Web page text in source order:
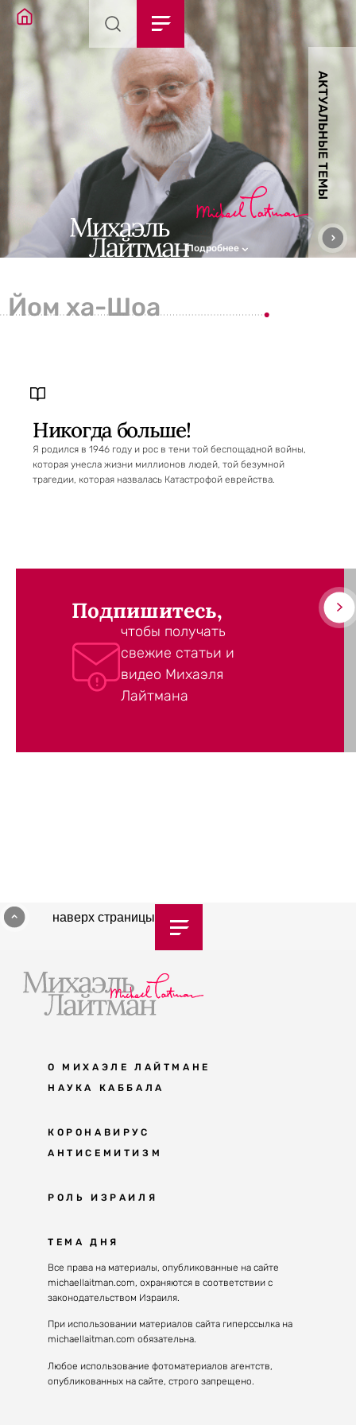
АКТУАЛЬНЫЕ ТЕМЫ
Подробнее
Йом ха-Шоа
Никогда больше!
Я родился в 1946 году и рос в тени той беспощадной войны,
которая унесла жизни миллионов людей, той безумной
трагедии, которая назвалась Катастрофой еврейства.
Подпишитесь,
чтобы получать
свежие статьи и
видео Михаэля
Лайтмана
наверх страницы
О МИХАЭЛЕ ЛАЙТМАНЕ
НАУКА КАББАЛА
Мудрость каббалы
Каббала сегодня
Великие каббалисты
Духовные состояния
Конгрессы каббалы
Каббалистическая музыка
Духовные состояния
КОРОНАВИРУС
АНТИСЕМИТИЗМ
Антисемитизм в современном мире
Решение
РОЛЬ ИЗРАИЛЯ
Почему евреи
Израиль сегодня
Избраны служить миру
ТЕМА ДНЯ
Все права на материалы, опубликованные на сайте
michaellaitman.com, охраняются в соответствии с
законодательством Израиля.
При использовании материалов сайта гиперссылка на
michaellaitman.com обязательна.
Любое использование фотоматериалов агентств,
опубликованных на сайте, строго запрещено.